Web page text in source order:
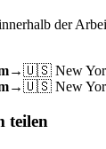
der
→🇺🇸 New
→🇺🇸 New
teilen